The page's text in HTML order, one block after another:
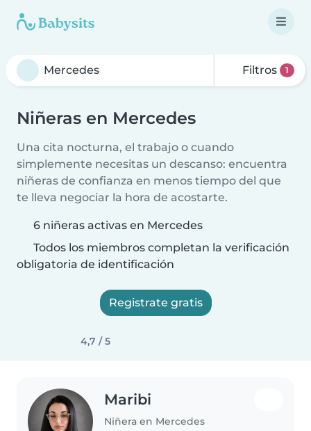
Filtros 1
Niñeras en Mercedes
Una cita nocturna, el trabajo o cuando
simplemente necesitas un descanso: encuentra
niñeras de confianza en menos tiempo del que
te lleva negociar la hora de acostarte.
6 niñeras activas en Mercedes
Todos los miembros completan la verificación
obligatoria de identificación
Registrate gratis
4,7 / 5
Maribi
Niñera en Mercedes